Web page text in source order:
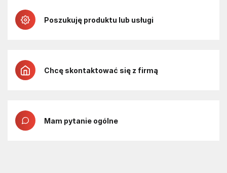
Poszukuję produktu lub usługi
Chcę skontaktować się z firmą
Mam pytanie ogólne